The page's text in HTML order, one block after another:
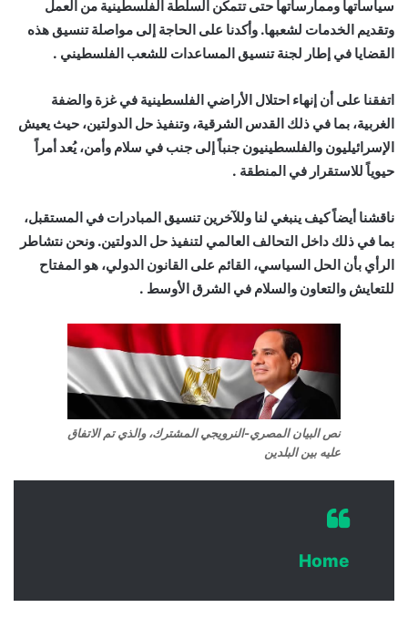
سياساتها وممارساتها حتى تتمكن السلطة الفلسطينية من العمل
وتقديم الخدمات لشعبها. وأكدنا على الحاجة إلى مواصلة تنسيق هذه
القضايا في إطار لجنة تنسيق المساعدات للشعب الفلسطيني .
اتفقنا على أن إنهاء احتلال الأراضي الفلسطينية في غزة والضفة
الغربية، بما في ذلك القدس الشرقية، وتنفيذ حل الدولتين، حيث يعيش
الإسرائيليون والفلسطينيون جنباً إلى جنب في سلام وأمن، يُعد أمراً
حيوياً للاستقرار في المنطقة .
ناقشنا أيضاً كيف ينبغي لنا وللآخرين تنسيق المبادرات في المستقبل،
بما في ذلك داخل التحالف العالمي لتنفيذ حل الدولتين. ونحن نتشاطر
الرأي بأن الحل السياسي، القائم على القانون الدولي، هو المفتاح
للتعايش والتعاون والسلام في الشرق الأوسط .
نص البيان المصري-النرويجي المشترك، والذي تم الاتفاق
عليه بين البلدين
Home